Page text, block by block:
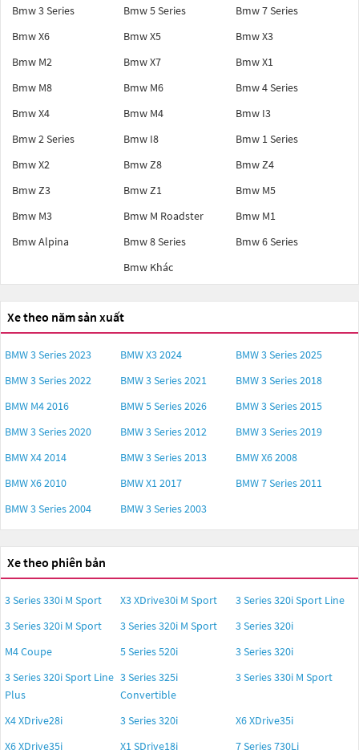
Bmw 3 Series Bmw 5 Series
Bmw 7 Series
Bmw X6
Bmw X5
Bmw X3
Bmw M2
Bmw X7
Bmw X1
Bmw M8
Bmw M6
Bmw 4 Series
Bmw X4
Bmw M4
Bmw I3
Bmw 2 Series
Bmw I8
Bmw 1 Series
Bmw X2
Bmw Z8
Bmw Z4
Bmw Z3
Bmw Z1
Bmw M5
Bmw M3
Bmw M Roadster
Bmw M1
Bmw Alpina
Bmw 8 Series
Bmw 6 Series
Bmw Khác
Xe theo năm sản xuất
BMW 3 Series 2023 BMW X3 2024
BMW 3 Series 2025
BMW 3 Series 2022
BMW 3 Series 2021
BMW 3 Series 2018
BMW M4 2016
BMW 5 Series 2026
BMW 3 Series 2015
BMW 3 Series 2020
BMW 3 Series 2012
BMW 3 Series 2019
BMW X4 2014
BMW 3 Series 2013
BMW X6 2008
BMW X6 2010
BMW X1 2017
BMW 7 Series 2011
BMW 3 Series 2004
BMW 3 Series 2003
Xe theo phiên bản
3 Series 330i M Sport X3 XDrive30i M Sport
3 Series 320i Sport Line
3 Series 320i M Sport
3 Series 320i M Sport
3 Series 320i
M4 Coupe
5 Series 520i
3 Series 320i
3 Series 320i Sport Line
Plus
3 Series 325i
Convertible
3 Series 330i M Sport
X4 XDrive28i 3 Series 320i
X6 XDrive35i
X6 XDrive35i
X1 SDrive18i 7 Series 730Li